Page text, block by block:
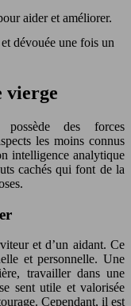
aider et améliorer.
dévouée une fois un
vierge
des forces
les moins connus
intelligence analytique
cachés qui font de la
et d’un aidant. Ce
et personnelle. Une
travailler dans une
sent utile et valorisée
Cependant, il est